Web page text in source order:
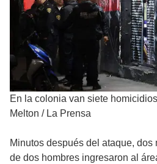
En la colonia van siete
Melton / La Prensa
Minutos después del ataque,
de dos hombres ingresaron al